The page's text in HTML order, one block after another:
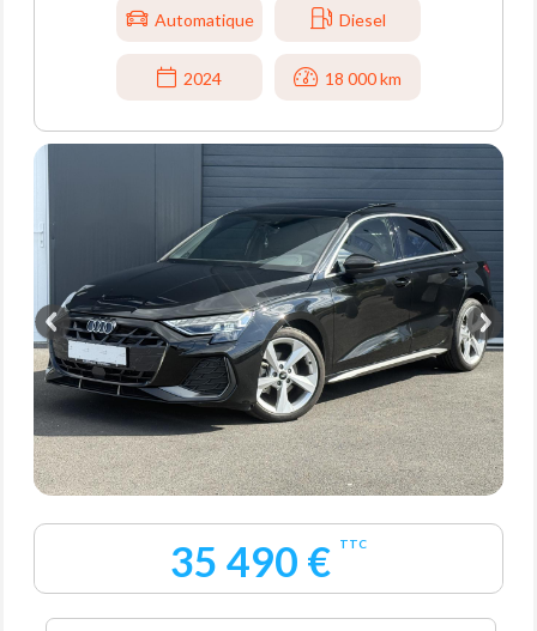
Automatique Diesel
2024 18 000 km
35 490 € TTC